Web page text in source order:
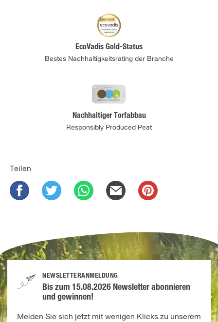
EcoVadis Gold-Status
Bestes Nachhaltigkeitsrating der Branche
Nachhaltiger Torfabbau
Responsibly Produced Peat
Teilen
NEWSLETTERANMELDUNG
Bis zum 15.08.2026 Newsletter abonnieren
und gewinnen!
Melden Sie sich jetzt mit wenigen Klicks zu unserem